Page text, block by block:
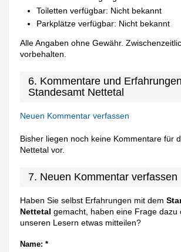
Toiletten verfügbar: Nicht bekannt
Parkplätze verfügbar: Nicht bekannt
Alle Angaben ohne Gewähr.
vorbehalten.
6. Kommentare und
Standesamt Nettetal
Neuen Kommentar verfassen
Bisher liegen noch keine Kommentare für
Nettetal vor.
7. Neuen Kommentar verfassen
Haben Sie selbst Erfahrungen mit dem
Nettetal gemacht, haben eine Frage dazu
unseren Lesern etwas mitteilen?
Name: *